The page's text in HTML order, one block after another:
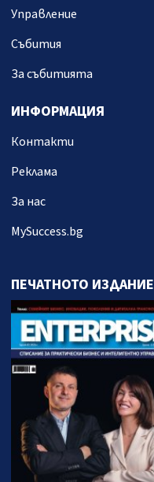
Управление
Събития
За събитията
ИНФОРМАЦИЯ
Контакти
Реклама
За нас
MySuccess.bg
ПЕЧАТНОТО ИЗДАНИЕ